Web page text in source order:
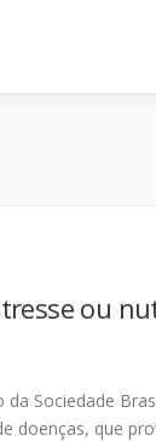
ou
Sociedade
doenças, que